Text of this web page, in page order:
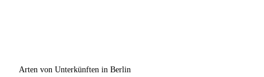
Arten von Unterkünften in Berlin